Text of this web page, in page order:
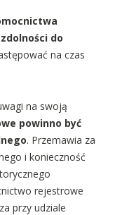
do
na czas
na swoją
powinno być
. Przemawia za
i konieczność
rejestrowe
przy udziale